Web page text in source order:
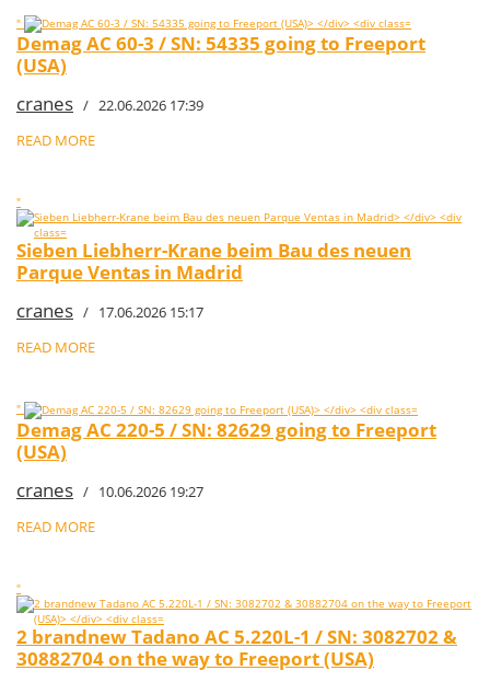
"
Demag AC 60-3 / SN: 54335 going to Freeport
(USA)
cranes / 22.06.2026 17:39
READ MORE
"
Sieben Liebherr-Krane beim Bau des neuen
Parque Ventas in Madrid
cranes / 17.06.2026 15:17
READ MORE
"
Demag AC 220-5 / SN: 82629 going to Freeport
(USA)
cranes / 10.06.2026 19:27
READ MORE
"
2 brandnew Tadano AC 5.220L-1 / SN: 3082702 &
30882704 on the way to Freeport (USA)